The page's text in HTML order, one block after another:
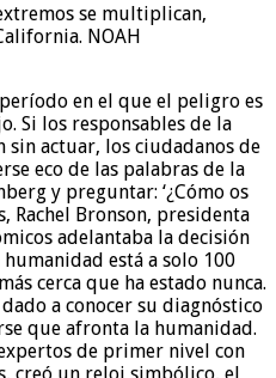
se multiplican,
NOAH
en el que el peligro es
Si los responsables de la
sin actuar, los ciudadanos de
eco de las palabras de la
y preguntar: ‘¿Cómo os
Rachel Bronson, presidenta
adelantaba la decisión
está a solo 100
cerca que ha estado nunca.
a conocer su diagnóstico
que afronta la humanidad.
de primer nivel con
creó un reloj simbólico, el